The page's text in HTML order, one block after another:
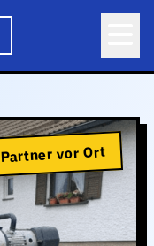
Partner vor Ort